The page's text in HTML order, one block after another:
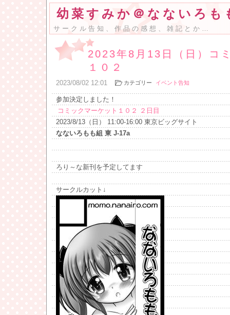
幼菜すみか＠なないろも
サークル告知、作品の感想、雑記とか…
2023年8月13日（日）コ
１０２
2023/08/02 12:01 カテゴリー イベント告知
参加決定しました！
コミックマーケット１０２ ２日目
2023/8/13（日） 11:00-16:00 東京ビッグサイト
なないろもも組 東 J-17a
ろり～な新刊を予定してます
サークルカット↓